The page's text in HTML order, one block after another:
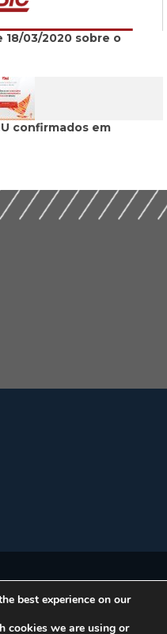
18/03/2020 sobre o
confirmados em
I – 4º Andar Edifício:
913 - Brasília/DF
(61) 98179-5580
best experience on our
cookies we are using or